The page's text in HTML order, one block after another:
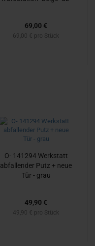
69,00 €
69,00 € pro Stück
O- 141294 Werk­statt
ab­fal­len­der Putz + neue
Tür - grau
49,90 €
49,90 € pro Stück